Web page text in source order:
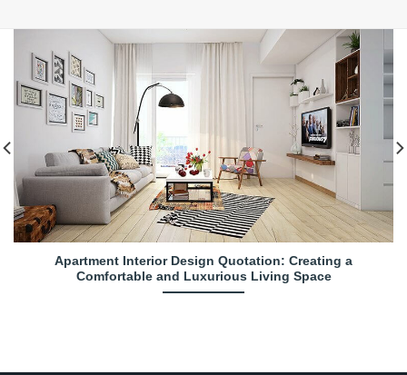
Apartment Interior Design Quotation: Creating a
Comfortable and Luxurious Living Space